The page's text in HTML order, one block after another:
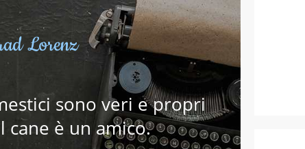
Lorenz
sono veri e propri
cane è un amico.